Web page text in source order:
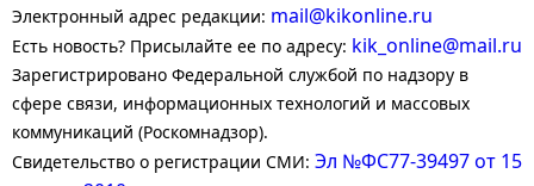
Электронный адрес редакции: mail@kikonline.ru
Есть новость? Присылайте ее по адресу: kik_online@mail.ru
Зарегистрировано Федеральной службой по надзору в
сфере связи, информационных технологий и массовых
коммуникаций (Роскомнадзор).
Свидетельство о регистрации СМИ: Эл №ФС77-39497 от 15